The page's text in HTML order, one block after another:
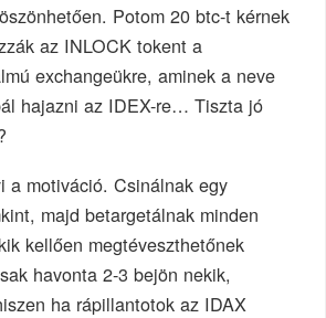
Potom 20 btc-t kérnek
az INLOCK tokent a
exchangeükre, aminek a neve
hajazni az IDEX-re… Tiszta jó
a motiváció. Csinálnak egy
majd betargetálnak minden
kellően megtéveszthetőnek
havonta 2-3 bejön nekik,
ha rápillantotok az IDAX